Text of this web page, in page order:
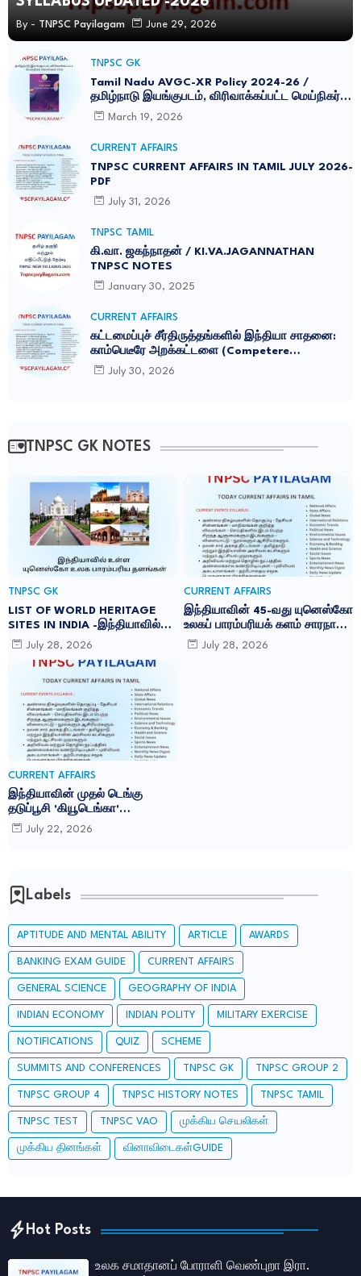
By - TNPSC Payilagam June 29, 2026
TNPSC GK
Tamil Nadu AVGC-XR Policy 2024-26 /
தமிழ்நாடு இயங்குபடம், விரிவாக்கப்பட்ட மெய்நிகர்
கொள்கை 2026
March 19, 2026
CURRENT AFFAIRS
TNPSC CURRENT AFFAIRS IN TAMIL JULY 2026-
PDF
July 31, 2026
TNPSC TAMIL
கி.வா. ஜகந்நாதன் / KI.VA.JAGANNATHAN
TNPSC NOTES
January 30, 2025
CURRENT AFFAIRS
கட்டமைப்புச் சீர்திருத்தங்களில் இந்தியா சாதனை:
காம்பெடீரே அறக்கட்டளை (Competere
Foundation) வெளியிட்ட அறிக்கை
July 30, 2026
TNPSC GK NOTES
TNPSC GK
LIST OF WORLD HERITAGE
SITES IN INDIA -இந்தியாவில்
உள்ள 45 யுனெஸ்கோ உலக
பாரம்பரிய தளங்கள்:
July 28, 2026
CURRENT AFFAIRS
இந்தியாவின் 45-வது யுனெஸ்கோ
உலகப் பாரம்பரியக் களம் சாரநாத்:
TNPSC CURRENT AFFAIRS IN
TAMIL JULY 2026
July 28, 2026
CURRENT AFFAIRS
இந்தியாவின் முதல் டெங்கு
தடுப்பூசி 'கியூடெங்கா'
(Qdenga): TNPSC CURRENT
AFFAIRS IN TAMIL JULY 2026
July 22, 2026
Labels
APTITUDE AND MENTAL ABILITY ARTICLE AWARDS
BANKING EXAM GUIDE CURRENT AFFAIRS
GENERAL SCIENCE GEOGRAPHY OF INDIA
INDIAN ECONOMY INDIAN POLITY MILITARY EXERCISE
NOTIFICATIONS QUIZ SCHEME
SUMMITS AND CONFERENCES TNPSC GK TNPSC GROUP 2
TNPSC GROUP 4 TNPSC HISTORY NOTES TNPSC TAMIL
TNPSC TEST TNPSC VAO முக்கிய செயலிகள்
முக்கிய தினங்கள் வினாவிடைகள்GUIDE
Hot Posts
உலக சமாதானப் போராளி வெண்புறா இரா.